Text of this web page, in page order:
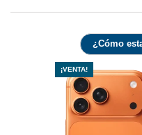
¿Cómo
¡VENTA!